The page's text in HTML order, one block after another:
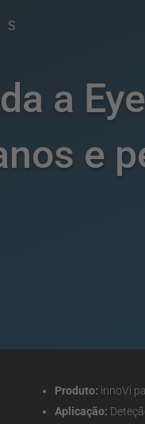
a
e
Produto: innoVi
Aplicação: